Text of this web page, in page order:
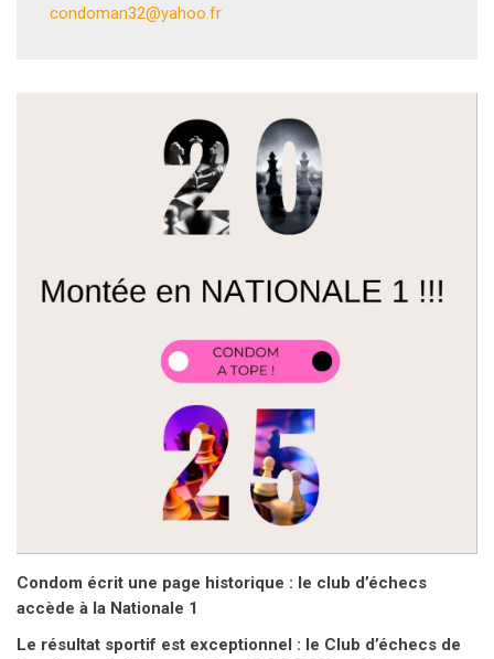
condoman32@yahoo.fr
Condom écrit une page historique : le club d’échecs
accède à la Nationale 1
Le résultat sportif est exceptionnel : le Club d’échecs de